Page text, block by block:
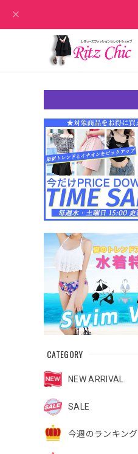
CATEGORY
NEW ARRIVAL
SALE
今週のランキング